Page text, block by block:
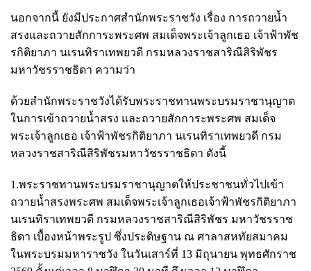
นอกจากนี้ ยังมีประกาศสำนักพระราชวัง เรื่อง การถวายน้ำ
สรงและถวายสักการะพระศพ สมเด็จพระเจ้าลูกเธอ เจ้าฟ้าพัช
รกิติยาภา นเรนทิราเทพยวดี กรมหลวงราชสาริณีสิริพัชร
มหาวัชรราชธิดา ความว่า
ด้วยสำนักพระราชวังได้รับพระราชทานพระบรมราชานุญาต
ในการเข้าถวายน้ำสรง และถวายสักการะพระศพ สมเด็จ
พระเจ้าลูกเธอ เจ้าฟ้าพัชรกิติยาภา นเรนทิราเทพยวดี กรม
หลวงราชสาริณีสิริพัชรมหาวัชรราชธิดา ดังนี้
1.พระราชทานพระบรมราชานุญาตให้ประชาชนทั่วไปเข้า
ถวายน้ำสรงพระศพ สมเด็จพระเจ้าลูกเธอเจ้าฟ้าพัชรกิติยาภา
นเรนทิราเทพยวดี กรมหลวงราชสาริณีสิริพัชร มหาวัชรราช
ธิดา เบื้องหน้าพระรูป ซึ่งประดิษฐาน ณ ศาลาสหทัยสมาคม
ในพระบรมมหาราชวัง ในวันเสาร์ที่ 13 มิถุนายน พุทธศักราช